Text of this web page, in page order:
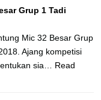
Grup 1 Tadi
Mic 32 Besar Grup
Ajang kompetisi
sia… Read